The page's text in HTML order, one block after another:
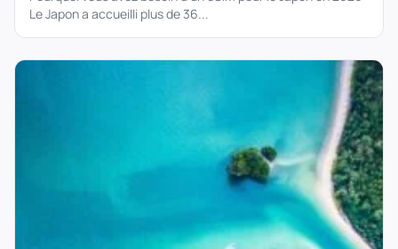
Le Japon a accueilli plus de 36...